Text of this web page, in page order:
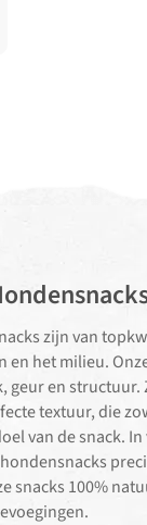
zijn van
en het milieu.
geur en
textuur, die
van de snack.
snacks 100%